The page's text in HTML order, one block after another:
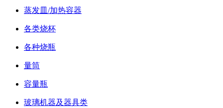
蒸发皿/加热容器
各类烧杯
各种烧瓶
量筒
容量瓶
玻璃机器及器具类